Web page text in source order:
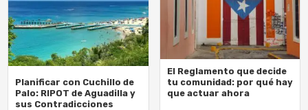
Planificar con Cuchillo de
Palo: RIPOT de Aguadilla y
sus Contradicciones
El Reglamento que decide
tu comunidad: por qué hay
que actuar ahora